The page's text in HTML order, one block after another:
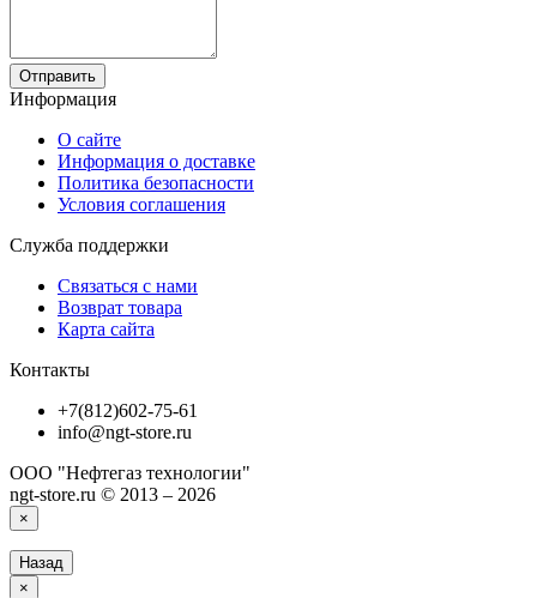
Отправить
Информация
О сайте
Информация о доставке
Политика безопасности
Условия соглашения
Служба поддержки
Связаться с нами
Возврат товара
Карта сайта
Контакты
+7(812)602-75-61
info@ngt-store.ru
ООО "Нефтегаз технологии"
ngt-store.ru © 2013 – 2026
×
Назад
×